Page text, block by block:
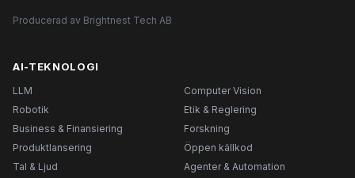
Producerad av Brightnest Tech AB
AI-TEKNOLOGI
LLM
Computer Vision
Robotik
Etik & Reglering
Business & Finansiering
Forskning
Produktlansering
Öppen källkod
Tal & Ljud
Agenter & Automation